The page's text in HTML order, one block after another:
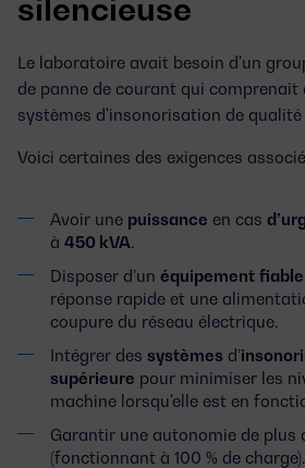
silencieuse
Le laboratoire avait besoin d'un
de panne de courant qui comprenait
systèmes d'insonorisation de qualité
Voici certaines des exigences
Avoir une puissance en cas
à 450 kVA
Disposer d’un équipement fiable
réponse rapide et une
coupure du réseau électrique.
Intégrer des systèmes d’
supérieure pour minimiser les
machine lorsqu'elle est en
Garantir une autonomie de plus
(fonctionnant à 100 % de charge).